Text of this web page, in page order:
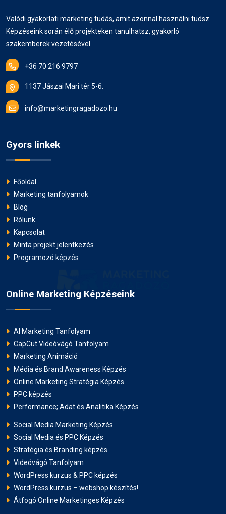
Valódi gyakorlati marketing tudás, amit azonnal használni tudsz.
Képzéseink során élő projekteken tanulhatsz, gyakorló
szakemberek vezetésével.
+36 70 216 9797
1137 Jászai Mari tér 5-6.
info@marketingragadozo.hu
Gyors linkek
Főoldal
Marketing tanfolyamok
Blog
Rólunk
Kapcsolat
Minta projekt jelentkezés
Programozó képzés
Online Marketing Képzéseink
AI Marketing Tanfolyam
CapCut Videóvágó Tanfolyam
Marketing Animáció
Média és Brand Awareness Képzés
Online Marketing Stratégia Képzés
PPC képzés
Performance; Adat és Analitika Képzés
Social Media Marketing Képzés
Social Media és PPC Képzés
Stratégia és Branding képzés
Videóvágó Tanfolyam
WordPress kurzus & PPC képzés
WordPress kurzus – webshop készítés!
Átfogó Online Marketinges Képzés